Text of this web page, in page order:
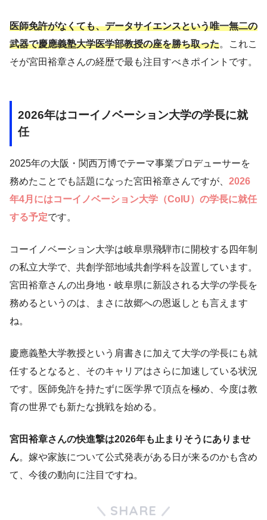
医師免許がなくても、データサイエンスという唯一無二の
武器で慶應義塾大学医学部教授の座を勝ち取った。これこ
そが宮田裕章さんの経歴で最も注目すべきポイントです。
2026年はコーイノベーション大学の学長に就
任
2025年の大阪・関西万博でテーマ事業プロデューサーを
務めたことでも話題になった宮田裕章さんですが、 2026
年4月にはコーイノベーション大学（CoIU）の学長に就任
する予定です。
コーイノベーション大学は岐阜県飛騨市に開校する四年制
の私立大学で、共創学部地域共創学科を設置しています。
宮田裕章さんの出身地・岐阜県に新設される大学の学長を
務めるというのは、まさに故郷への恩返しとも言えます
ね。
慶應義塾大学教授という肩書きに加えて大学の学長にも就
任するとなると、そのキャリアはさらに加速している状況
です。医師免許を持たずに医学界で頂点を極め、今度は教
育の世界でも新たな挑戦を始める。
宮田裕章さんの快進撃は2026年も止まりそうにありませ
ん。嫁や家族について公式発表がある日が来るのかも含め
て、今後の動向に注目ですね。
SHARE